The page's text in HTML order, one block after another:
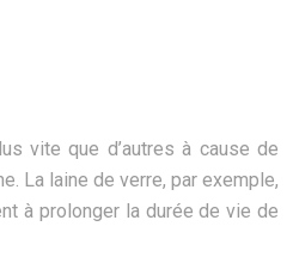
vite que d’autres à cause de
La laine de verre, par exemple,
à prolonger la durée de vie de